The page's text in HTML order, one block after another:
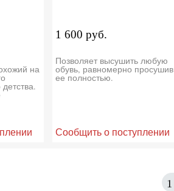
на
1 600 руб.
Позволяет высушить любую
обувь, равномерно просушив
ее полностью.
Сообщить о поступлении
1